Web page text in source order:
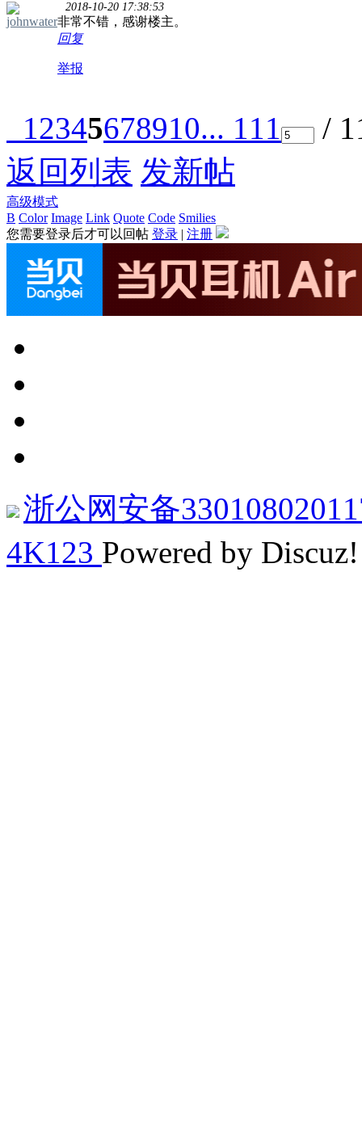
johnwater
2018-10-20 17:38:53
非常不错，感谢楼主。
回复
举报
12345678910... 111
/
返回列表 发新帖
高级模式
B Color Image Link Quote Code Smilies
您需要登录后才可以回帖 登录 | 注册
浙公网安备
4K123 Powered by